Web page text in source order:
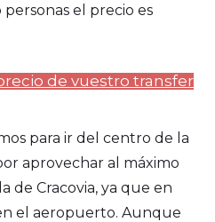
el precio es
de vuestro transfer
para ir del centro de la
aprovechar al máximo
de Cracovia, ya que en
el aeropuerto. Aunque